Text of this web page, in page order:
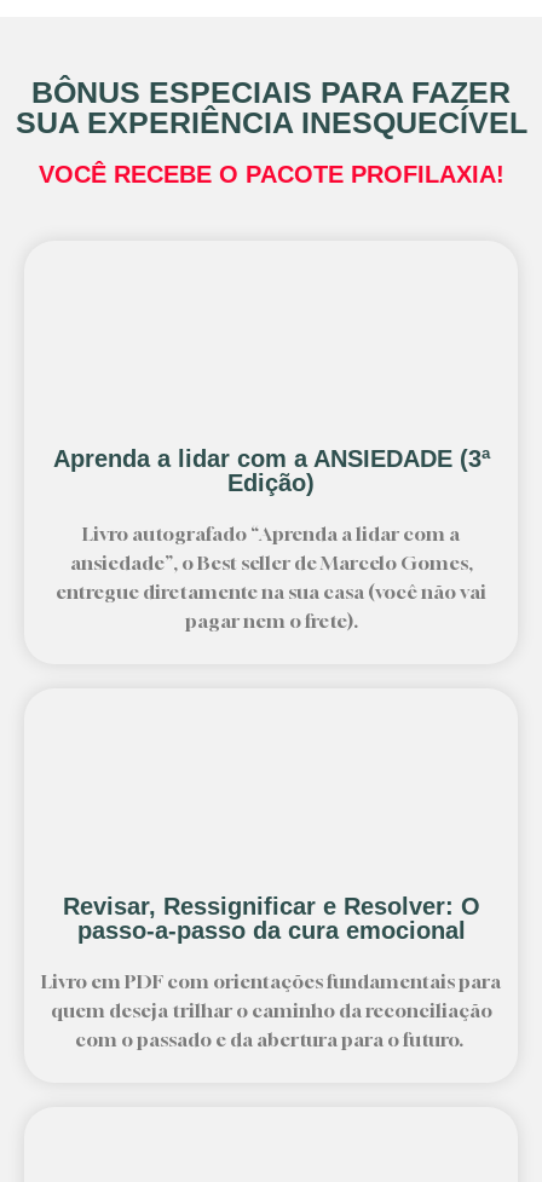
BÔNUS ESPECIAIS PARA FAZER
SUA EXPERIÊNCIA INESQUECÍVEL
VOCÊ RECEBE O PACOTE PROFILAXIA!
Aprenda a lidar com a ANSIEDADE (3ª
Edição)
Livro autografado “Aprenda a lidar com a
ansiedade”, o Best seller de Marcelo Gomes,
entregue diretamente na sua casa (você não vai
pagar nem o frete).
Revisar, Ressignificar e Resolver: O
passo-a-passo da cura emocional
Livro em PDF com orientações fundamentais para
quem deseja trilhar o caminho da reconciliação
com o passado e da abertura para o futuro.